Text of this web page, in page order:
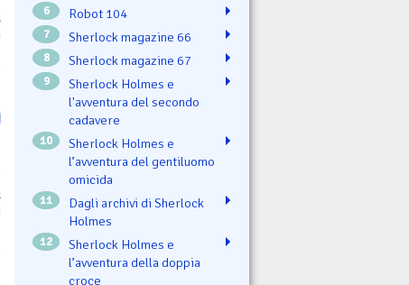
6 Robot 104
7 Sherlock magazine 66
8 Sherlock magazine 67
9
Sherlock Holmes e
l'avventura del secondo
cadavere
10
Sherlock Holmes e
l’avventura del gentiluomo
omicida
11
Dagli archivi di Sherlock
Holmes
12
Sherlock Holmes e
l’avventura della doppia
croce